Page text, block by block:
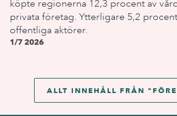
köpte regionerna 12,3 procent av
privata företag. Ytterligare 5,2
offentliga aktörer.
1/7 2026
ALLT INNEHÅLL FRÅN "